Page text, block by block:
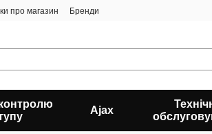
про магазин Бренди
Ajax